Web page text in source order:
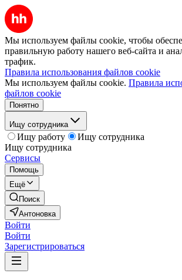
Мы используем файлы cookie, чтобы
правильную работу нашего веб-сайта и
трафик.
Правила использования файлов cookie
Мы используем файлы cookie. Правила
файлов cookie
Понятно
Ищу сотрудника
Ищу работу
Ищу сотрудника
Ищу сотрудника
Сервисы
Помощь
Ещё
Поиск
Антоновка
Войти
Войти
Зарегистрироваться